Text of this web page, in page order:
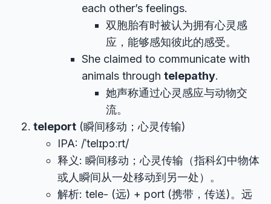
each other’s feelings.
双胞胎有时被认为拥有心灵感
应，能够感知彼此的感受。
She claimed to communicate with
animals through telepathy.
她声称通过心灵感应与动物交
流。
teleport (瞬间移动；心灵传输)
IPA: /ˈtelɪpɔːrt/
释义: 瞬间移动；心灵传输（指科幻中物体
或人瞬间从一处移动到另一处）。
解析: tele- (远) + port (携带，传送)。远